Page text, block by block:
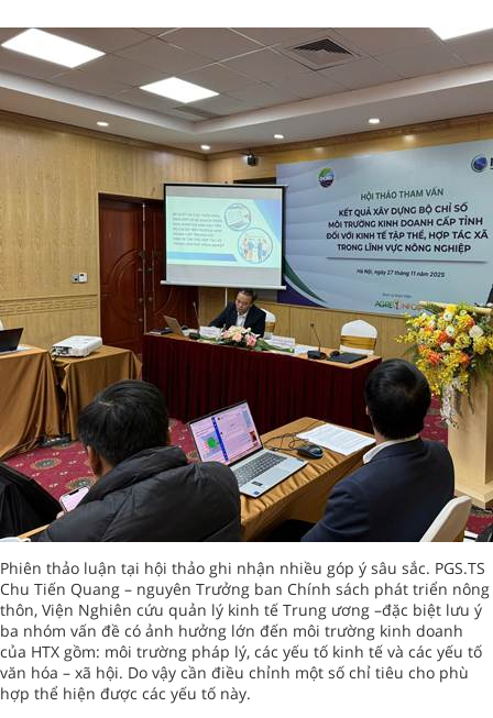
Phiên thảo luận tại hội thảo ghi nhận nhiều góp ý sâu sắc. PGS.TS
Chu Tiến Quang – nguyên Trưởng ban Chính sách phát triển nông
thôn, Viện Nghiên cứu quản lý kinh tế Trung ương –đặc biệt lưu ý
ba nhóm vấn đề có ảnh hưởng lớn đến môi trường kinh doanh
của HTX gồm: môi trường pháp lý, các yếu tố kinh tế và các yếu tố
văn hóa – xã hội. Do vậy cần điều chỉnh một số chỉ tiêu cho phù
hợp thể hiện được các yếu tố này.